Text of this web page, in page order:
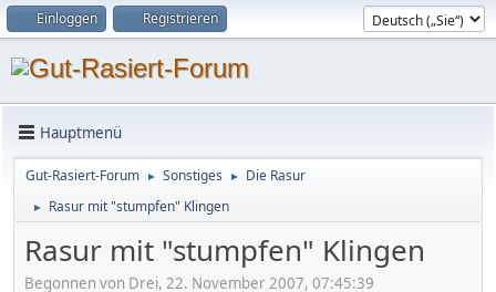
Einloggen Registrieren
Hauptmenü
Gut-Rasiert-Forum ► Sonstiges ► Die Rasur
► Rasur mit "stumpfen" Klingen
Rasur mit "stumpfen" Klingen
Begonnen von Drei, 22. November 2007, 07:45:39